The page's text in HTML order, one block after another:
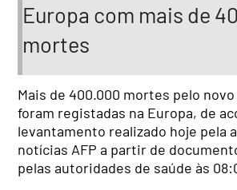
Europa com mais de
mortes
Mais de 400.000 mortes pelo
foram registadas na Europa, de
levantamento realizado hoje pela
notícias AFP a partir de
pelas autoridades de saúde às